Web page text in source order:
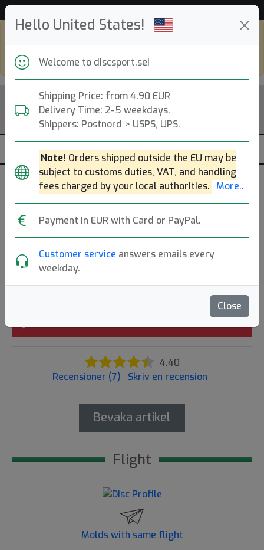
Hello United States!
Welcome to discsport.se!
Shipping Price: from 4.90 EUR
Delivery Time: 2-5 weekdays.
Shippers: Postnord > USPS, UPS.
Note! Orders shipped outside the EU may be
subject to customs duties, VAT, and handling
fees charged by your local authorities. More..
Payment in EUR with Card or PayPal.
Customer service answers emails every
weekday.
Close
go todiscsport.com
Previous
Next
72
Was
04 May
ESP Passion Paige Pierce
Discraft|Fairway Driver
Flight: 8 5 -1 1
249:-
Slutsåld
4.40
Recensioner (7)
Skriv en recension
Bevaka artikel
Flight
Molds with same flight